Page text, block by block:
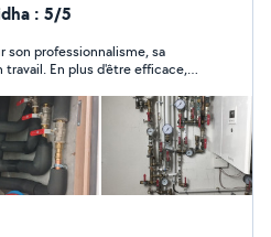
toute fuite
- lavabo -
: 5/5
son professionnalisme, sa
En plus d'être efficace, il